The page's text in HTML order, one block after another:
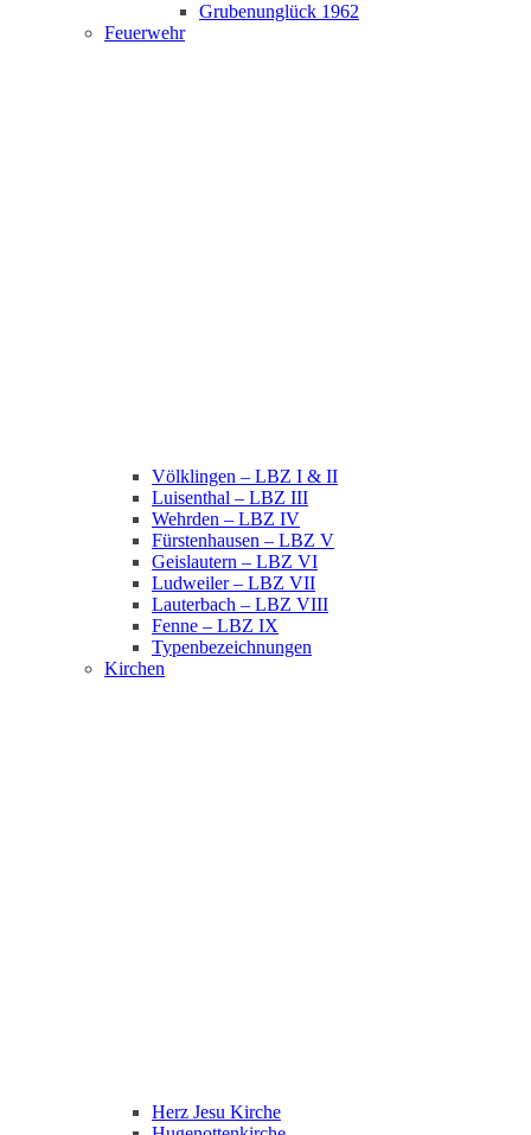
Grubenunglück 1962
Feuerwehr
Völklingen – LBZ I & II
Luisenthal – LBZ III
Wehrden – LBZ IV
Fürstenhausen – LBZ V
Geislautern – LBZ VI
Ludweiler – LBZ VII
Lauterbach – LBZ VIII
Fenne – LBZ IX
Typenbezeichnungen
Kirchen
Herz Jesu Kirche